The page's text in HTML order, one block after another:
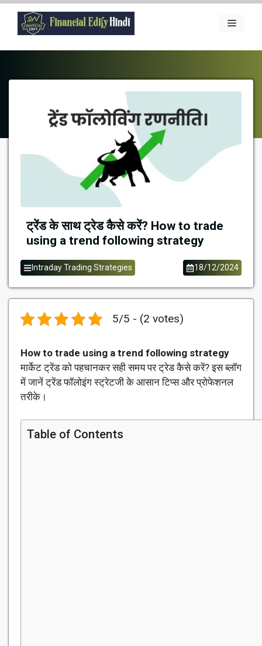
Skip
content
Menu
ट्रेंड के साथ ट्रेड कैसे करें? How to trade
using a trend following strategy
Intraday Trading Strategies 18/12/2024
5/5 - (2 votes)
How to trade using a trend following strategy
मार्केट ट्रेंड को पहचानकर सही समय पर ट्रेड कैसे करें? इस ब्लॉग
में जानें ट्रेंड फॉलोइंग स्ट्रेटजी के आसान टिप्स और प्रोफेशनल
तरीके।
Table of Contents